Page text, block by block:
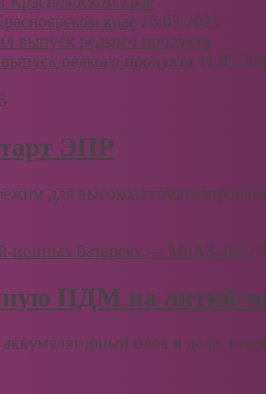
крае 26.03.2025
редкого продукта
ЭПР
для
ПДМ на литий-
блок в деле,